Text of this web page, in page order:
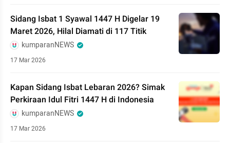
Sidang Isbat 1 Syawal 1447 H Digelar 19
Maret 2026, Hilal Diamati di 117 Titik
kumparanNEWS
17 Mar 2026
Kapan Sidang Isbat Lebaran 2026? Simak
Perkiraan Idul Fitri 1447 H di Indonesia
kumparanNEWS
17 Mar 2026